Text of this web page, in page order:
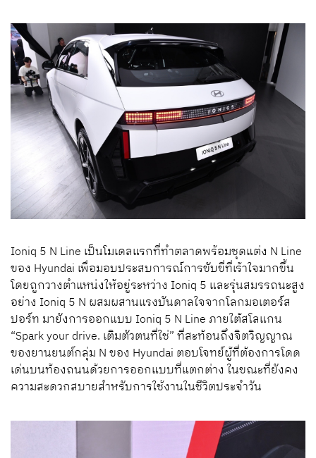
Ioniq 5 N Line เป็นโมเดลแรกที่ทำตลาดพร้อมชุดแต่ง N Line
ของ Hyundai เพื่อมอบประสบการณ์การขับขี่ที่เร้าใจมากขึ้น
โดยถูกวางตำแหน่งให้อยู่ระหว่าง Ioniq 5 และรุ่นสมรรถนะสูง
อย่าง Ioniq 5 N ผสมผสานแรงบันดาลใจจากโลกมอเตอร์ส
ปอร์ท มายังการออกแบบ Ioniq 5 N Line ภายใต้สโลแกน
“Spark your drive. เติมตัวตนที่ใช่” ที่สะท้อนถึงจิตวิญญาณ
ของยานยนต์กลุ่ม N ของ Hyundai ตอบโจทย์ผู้ที่ต้องการโดด
เด่นบนท้องถนนด้วยการออกแบบที่แตกต่าง ในขณะที่ยังคง
ความสะดวกสบายสำหรับการใช้งานในชีวิตประจำวัน